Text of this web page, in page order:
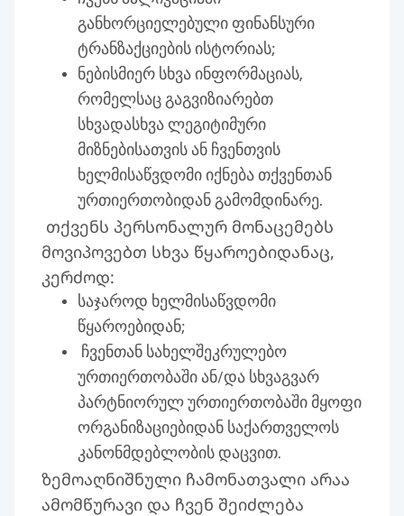
განხორციელებული ფინანსური
ტრანზაქციების ისტორიას;
ნებისმიერ სხვა ინფორმაციას,
რომელსაც გაგვიზიარებთ
სხვადასხვა ლეგიტიმური
მიზნებისათვის ან ჩვენთვის
ხელმისაწვდომი იქნება თქვენთან
ურთიერთობიდან გამომდინარე.
თქვენს პერსონალურ მონაცემებს
მოვიპოვებთ სხვა წყაროებიდანაც,
კერძოდ:
საჯაროდ ხელმისაწვდომი
წყაროებიდან;
ჩვენთან სახელშეკრულებო
ურთიერთობაში ან/და სხვაგვარ
პარტნიორულ ურთიერთობაში მყოფი
ორგანიზაციებიდან საქართველოს
კანონმდებლობის დაცვით.
ზემოაღნიშნული ჩამონათვალი არაა
ამომწურავი და ჩვენ შეიძლება